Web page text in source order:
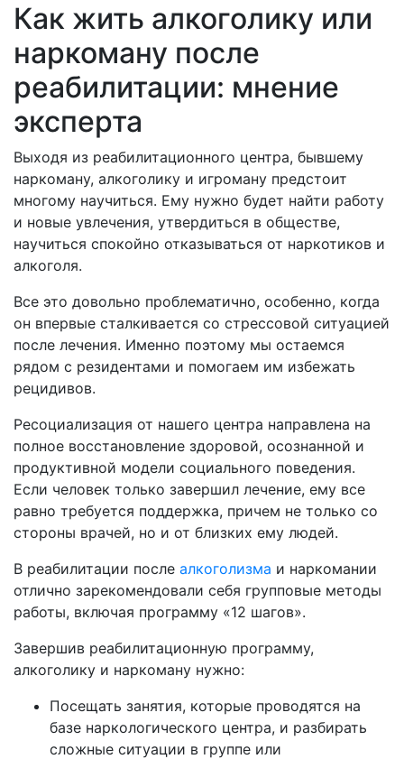
Как жить алкоголику или
наркоману после
реабилитации: мнение
эксперта
Выходя из реабилитационного центра, бывшему
наркоману, алкоголику и игроману предстоит
многому научиться. Ему нужно будет найти работу
и новые увлечения, утвердиться в обществе,
научиться спокойно отказываться от наркотиков и
алкоголя.
Все это довольно проблематично, особенно, когда
он впервые сталкивается со стрессовой ситуацией
после лечения. Именно поэтому мы остаемся
рядом с резидентами и помогаем им избежать
рецидивов.
Ресоциализация от нашего центра направлена на
полное восстановление здоровой, осознанной и
продуктивной модели социального поведения.
Если человек только завершил лечение, ему все
равно требуется поддержка, причем не только со
стороны врачей, но и от близких ему людей.
В реабилитации после алкоголизма и наркомании
отлично зарекомендовали себя групповые методы
работы, включая программу «12 шагов».
Завершив реабилитационную программу,
алкоголику и наркоману нужно:
Посещать занятия, которые проводятся на
базе наркологического центра, и разбирать
сложные ситуации в группе или